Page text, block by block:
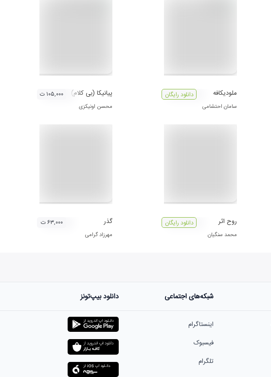
ملودیکافه
سامان احتشامی
دانلود رایگان پیانیکا (بی کلام)
محسن اونیکزی
۱۰۵,۰۰۰ ت
روح اثر
محمد سنگیان
دانلود رایگان گذر
مهرزاد گرامی
۶۳,۰۰۰ ت
شبکه‌های اجتماعی
اینستاگرام
فیسبوک
تلگرام
دانلود بیپ‌تونز